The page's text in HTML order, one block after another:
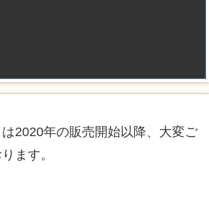
は2020年の販売開始以降、大変ご
ます。